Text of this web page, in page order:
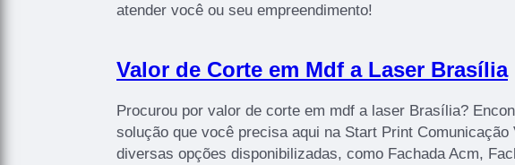
atender você ou seu empreendimento!
Valor de Corte em Mdf a Laser Brasília
Procurou por valor de corte em mdf a laser Brasília?
solução que você precisa aqui na Start Print Comunicação
diversas opções disponibilizadas, como Fachada Acm,